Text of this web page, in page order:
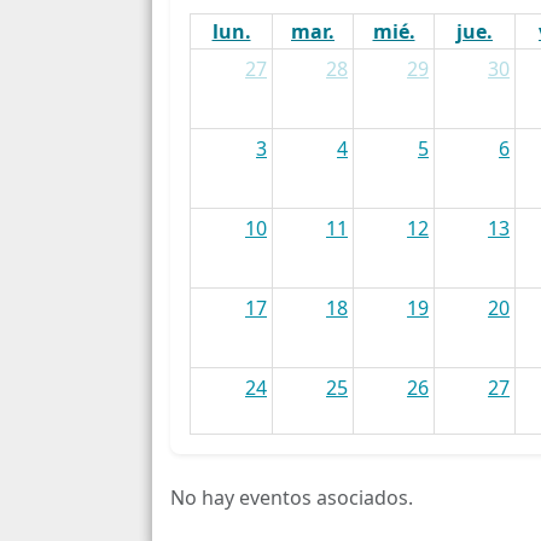
lun. mar. mié. jue.
27
28 29 30
3 4 5 6
10 11 12 13
17 18 19 20
24 25 26 27
No hay eventos asociados.